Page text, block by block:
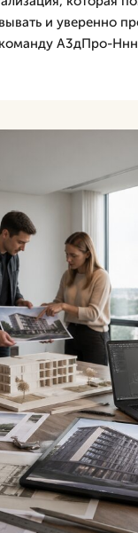
и уверенно
команду А3дПро-